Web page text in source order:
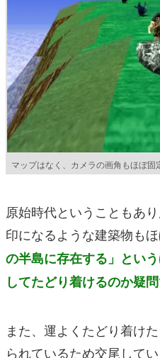
マップはなく、カメラの画角もほぼ固
原始時代ということもあ
印になるような建築物もほ
の半島に存在する」とい
してたどり着けるのか疑問
また、運よくたどり着け
られているため交尾して